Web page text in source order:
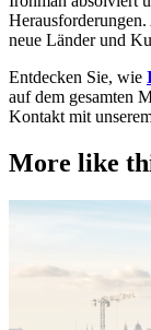
neue Länder und
Entdecken Sie, wie
auf dem gesamten
Kontakt mit
More like
Employer insights